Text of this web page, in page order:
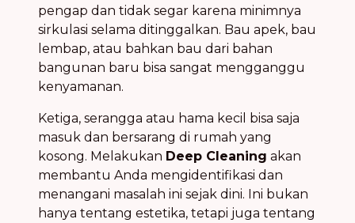
pengap dan tidak segar karena minimnya
sirkulasi selama ditinggalkan. Bau apek, bau
lembap, atau bahkan bau dari bahan
bangunan baru bisa sangat mengganggu
kenyamanan.
Ketiga, serangga atau hama kecil bisa saja
masuk dan bersarang di rumah yang
kosong. Melakukan Deep Cleaning akan
membantu Anda mengidentifikasi dan
menangani masalah ini sejak dini. Ini bukan
hanya tentang estetika, tetapi juga tentang